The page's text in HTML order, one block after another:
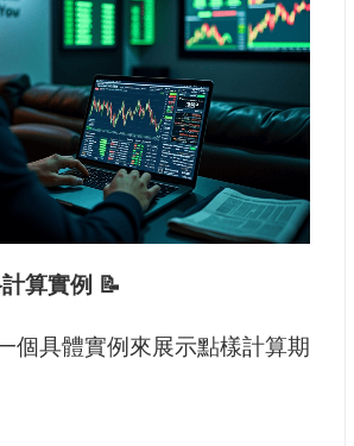
算實例 📝
個具體實例來展示點樣計算期